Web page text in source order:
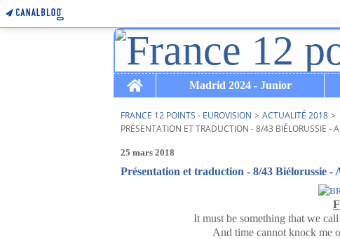
Home
Madrid 2024 - Junior
FRANCE 12 POINTS - EUROVISION > ACTUALITÉ 2018 >
PRÉSENTATION ET TRADUCTION - 8/43 BIÉLORUSSIE -
25 mars 2018
Présentation et traduction - 8/43 Biélorussie
It must be something that we
And time cannot knock me